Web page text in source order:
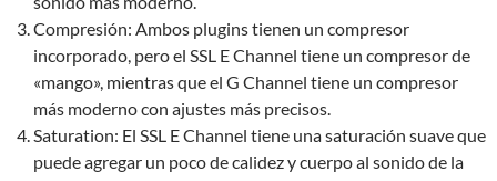
Compresión: Ambos plugins tienen un compresor
incorporado, pero el SSL E Channel tiene un compresor de
«mango», mientras que el G Channel tiene un compresor
más moderno con ajustes más precisos.
Saturation: El SSL E Channel tiene una saturación suave que
puede agregar un poco de calidez y cuerpo al sonido de la